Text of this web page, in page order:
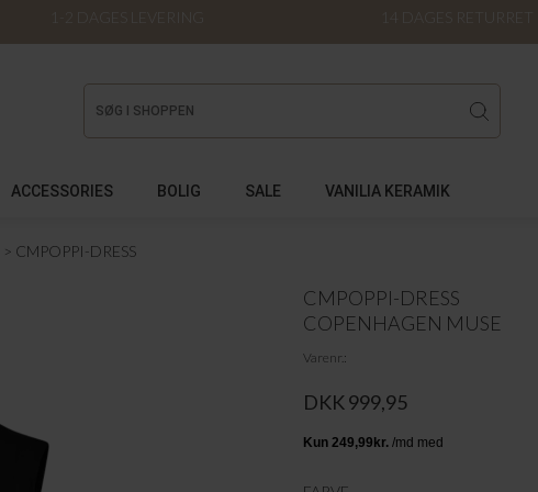
1-2 DAGES LEVERING 14 DAGES RETURRET
ACCESSORIES BOLIG SALE VANILIA KERAMIK
CMPOPPI-DRESS
CMPOPPI-DRESS
COPENHAGEN MUSE
Varenr.
DKK 999,95